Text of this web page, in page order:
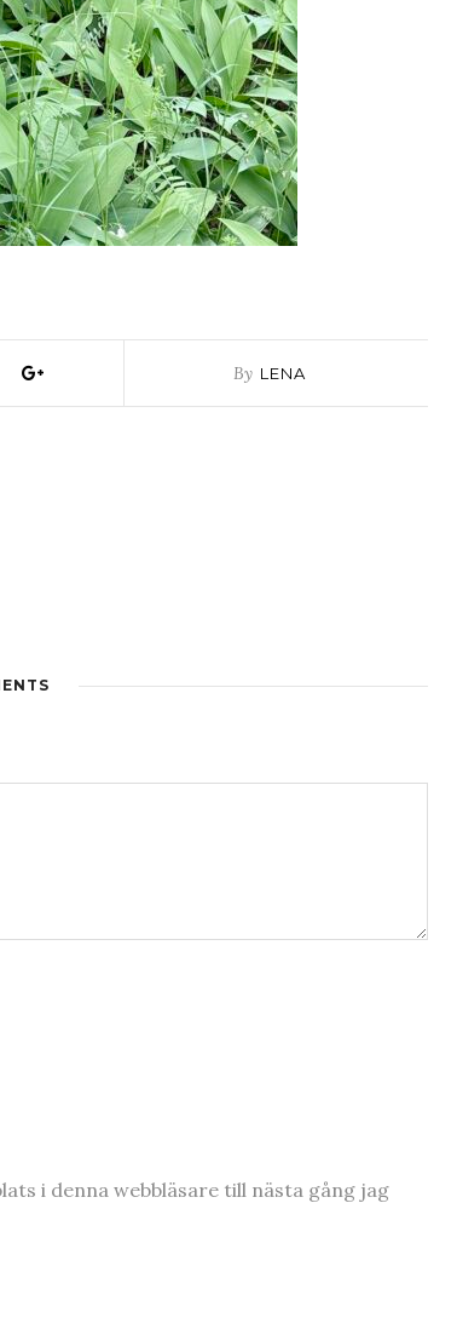
By LENA
i denna webbläsare till nästa gång jag